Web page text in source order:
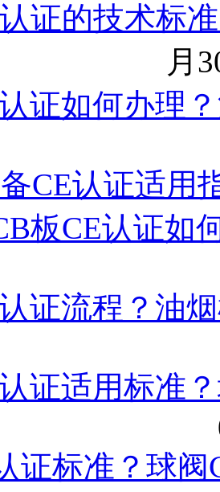
证的技术标
月
证如何办理
CE认证适用
板CE认证如
证流程？油
证适用标准
证标准？球阀